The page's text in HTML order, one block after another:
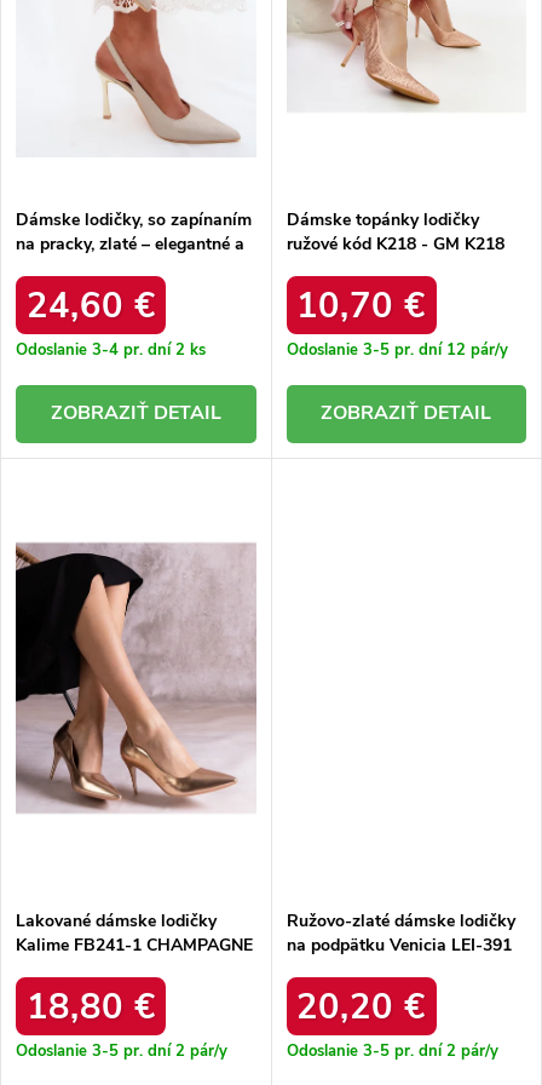
Dámske lodičky, so zapínaním
na pracky, zlaté – elegantné a
24,60 €
Odoslanie 3-4 pr. dní2 ks
DETAIL
Dámske topánky lodičky
ružové kód K218 - GM K218
10,70 €
Odoslanie 3-5 pr. dní 12 pár/y
DETAIL
Lakované dámske lodičky
Kalime FB241-1 CHAMPAGNE
18,80 €
Odoslanie 3-5 pr. dní2 pár/y
Ružovo-zlaté dámske lodičky
na podpätku Venicia LEI-391
20,20 €
Odoslanie 3-5 pr. dní2 pár/y